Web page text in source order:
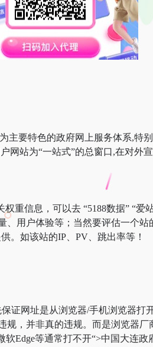
主要特色的政府网上服务体系,特
网站为“一站式”的总窗口,在对外
重信息，可以去 “5188数据” “爱
、用户体验等；当然要评估一个站
。如该站的IP、PV、跳出率等！
证网址是从浏览器/手机浏览器打
规，并非真的违规。而是浏览器厂
Edge等通常打不开“>中国大连政